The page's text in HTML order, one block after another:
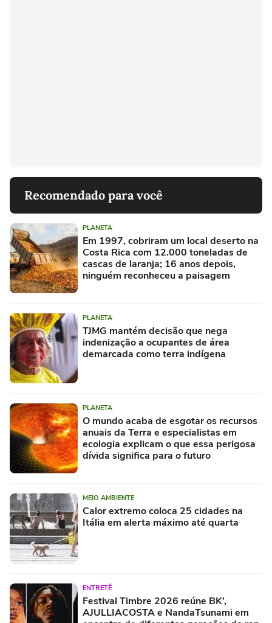
Recomendado para você
PLANETA
Em 1997, cobriram um local deserto na
Costa Rica com 12.000 toneladas de
cascas de laranja; 16 anos depois,
ninguém reconheceu a paisagem
PLANETA
TJMG mantém decisão que nega
indenização a ocupantes de área
demarcada como terra indígena
PLANETA
O mundo acaba de esgotar os recursos
anuais da Terra e especialistas em
ecologia explicam o que essa perigosa
dívida significa para o futuro
MEIO AMBIENTE
Calor extremo coloca 25 cidades na
Itália em alerta máximo até quarta
ENTRETÊ
Festival Timbre 2026 reúne BK’,
AJULLIACOSTA e NandaTsunami em